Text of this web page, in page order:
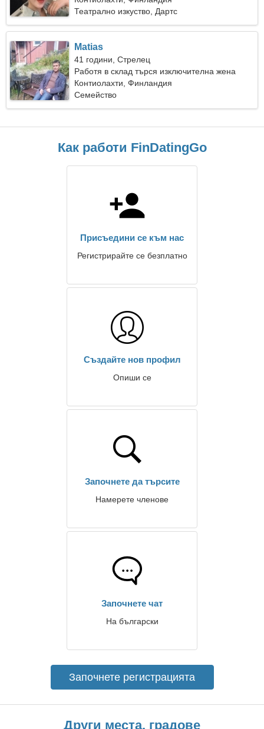
Театрално изкуство, Дартс
Matias
41 години, Стрелец
Работя в склад търся изключителна жена
Контиолахти, Финландия
Семейство
Как работи FinDatingGo
Присъедини се към нас
Регистрирайте се безплатно
Създайте нов профил
Опиши се
Започнете да търсите
Намерете членове
Започнете чат
На български
Започнете регистрацията
Други места, градове